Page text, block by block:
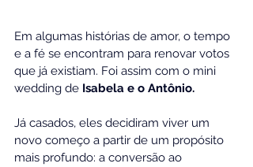
Em algumas histórias de amor, o tempo
e a fé se encontram para renovar votos
que já existiam. Foi assim com o mini
wedding de Isabela e o Antônio.
Já casados, eles decidiram viver um
novo começo a partir de um propósito
mais profundo: a conversão ao